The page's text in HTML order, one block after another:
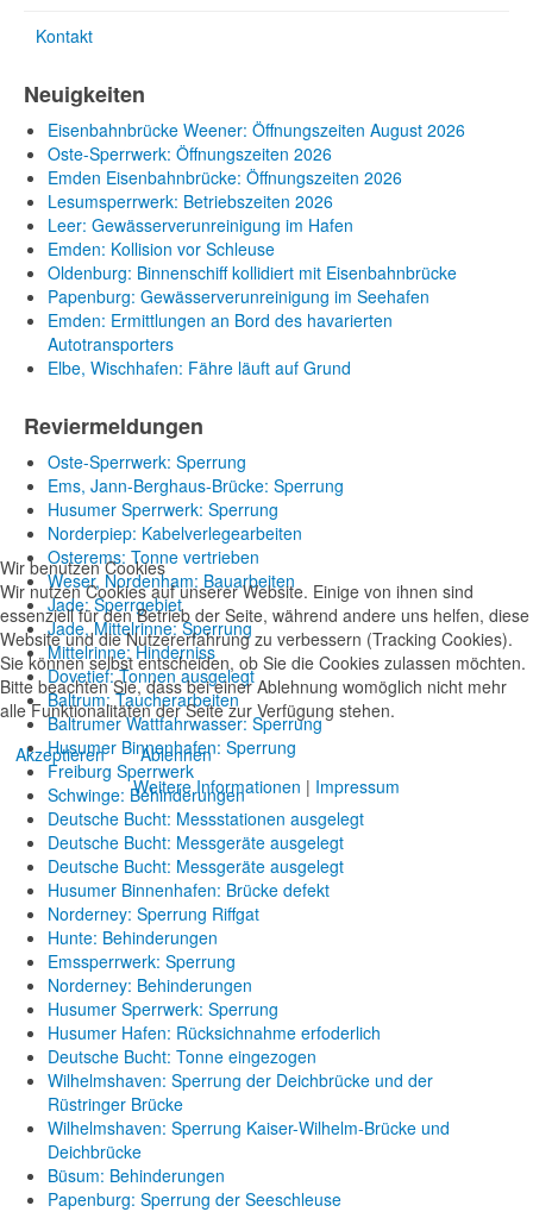
Kontakt
Neuigkeiten
Eisenbahnbrücke Weener: Öffnungszeiten August 2026
Oste-Sperrwerk: Öffnungszeiten 2026
Emden Eisenbahnbrücke: Öffnungszeiten 2026
Lesumsperrwerk: Betriebszeiten 2026
Leer: Gewässerverunreinigung im Hafen
Emden: Kollision vor Schleuse
Oldenburg: Binnenschiff kollidiert mit Eisenbahnbrücke
Papenburg: Gewässerverunreinigung im Seehafen
Emden: Ermittlungen an Bord des havarierten
Autotransporters
Elbe, Wischhafen: Fähre läuft auf Grund
Reviermeldungen
Oste-Sperrwerk: Sperrung
Ems, Jann-Berghaus-Brücke: Sperrung
Husumer Sperrwerk: Sperrung
Norderpiep: Kabelverlegearbeiten
Osterems: Tonne vertrieben
Weser, Nordenham: Bauarbeiten
Jade: Sperrgebiet
Jade, Mittelrinne: Sperrung
Mittelrinne: Hinderniss
Dovetief: Tonnen ausgelegt
Baltrum: Taucherarbeiten
Baltrumer Wattfahrwasser: Sperrung
Husumer Binnenhafen: Sperrung
Freiburg Sperrwerk
Schwinge: Behinderungen
Deutsche Bucht: Messstationen ausgelegt
Deutsche Bucht: Messgeräte ausgelegt
Deutsche Bucht: Messgeräte ausgelegt
Husumer Binnenhafen: Brücke defekt
Norderney: Sperrung Riffgat
Hunte: Behinderungen
Emssperrwerk: Sperrung
Norderney: Behinderungen
Husumer Sperrwerk: Sperrung
Husumer Hafen: Rücksichnahme erfoderlich
Deutsche Bucht: Tonne eingezogen
Wilhelmshaven: Sperrung der Deichbrücke und der
Rüstringer Brücke
Wilhelmshaven: Sperrung Kaiser-Wilhelm-Brücke und
Deichbrücke
Büsum: Behinderungen
Papenburg: Sperrung der Seeschleuse
Wir benutzen Cookies
Wir nutzen Cookies auf unserer Website. Einige von ihnen sind
essenziell für den Betrieb der Seite, während andere uns helfen, diese
Website und die Nutzererfahrung zu verbessern (Tracking Cookies).
Sie können selbst entscheiden, ob Sie die Cookies zulassen möchten.
Bitte beachten Sie, dass bei einer Ablehnung womöglich nicht mehr
alle Funktionalitäten der Seite zur Verfügung stehen.
Akzeptieren
Ablehnen
Weitere Informationen | Impressum